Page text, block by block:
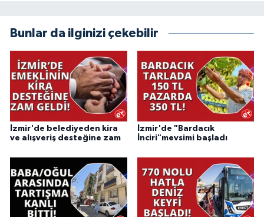
Bunlar da ilginizi çekebilir
İzmir'de belediyeden kira
ve alışveriş desteğine zam
İzmir'de "Bardacık
İnciri"mevsimi başladı